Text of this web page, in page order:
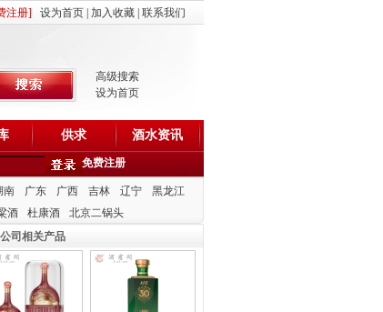
注册] 设为首页 加入收藏 联系我们
高级搜索
设为首页
供求 酒水资讯
免费注册
南 广东 广西 吉林 辽宁
黑龙江
酒 杜康酒
北京二锅头
公司相关产品